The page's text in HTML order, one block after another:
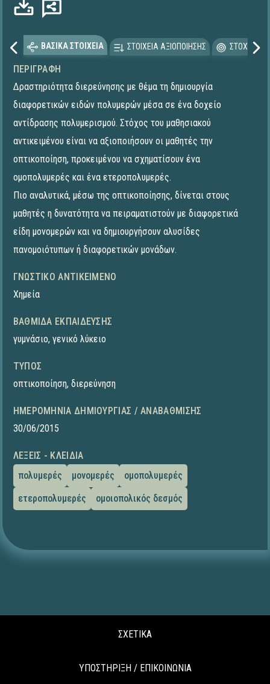
ΒΑΣΙΚΑ ΣΤΟΙΧΕΙΑ ΣΤΟΙΧΕΙΑ ΑΞΙΟΠΟΙΗΣΗΣ
ΠΕΡΙΓΡΑΦΉ
Δραστηριότητα διερεύνησης με θέμα τη δημιουργία
διαφορετικών ειδών πολυμερών μέσα σε ένα δοχείο
αντίδρασης πολυμερισμού. Στόχος του μαθησιακού
αντικειμένου είναι να αξιοποιήσουν οι μαθητές την
οπτικοποίηση, προκειμένου να σχηματίσουν ένα
ομοπολυμερές και ένα ετεροπολυμερές.
Πιο αναλυτικά, μέσω της οπτικοποίησης, δίνεται στους
μαθητές η δυνατότητα να πειραματιστούν με διαφορετικά
είδη μονομερών και να δημιουργήσουν αλυσίδες
πανομοιότυπων ή διαφορετικών μονάδων.
ΓΝΩΣΤΙΚΌ ΑΝΤΙΚΕΊΜΕΝΟ
Χημεία
ΒΑΘΜΊΔΑ ΕΚΠΑΊΔΕΥΣΗΣ
γυμνάσιο, γενικό λύκειο
ΤΎΠΟΣ
οπτικοποίηση, διερεύνηση
ΗΜΕΡΟΜΗΝΊΑ ΔΗΜΙΟΥΡΓΊΑΣ / ΑΝΑΒΆΘΜΙΣΗΣ
30/06/2015
ΛΈΞΕΙΣ - ΚΛΕΙΔΙΆ
πολυμερές
μονομερές
ομοπολυμερές
ετεροπολυμερές
ομοιοπολικός δεσμός
ΣΧΕΤΙΚΑ
ΥΠΟΣΤΗΡΙΞΗ / ΕΠΙΚΟΙΝΩΝΙΑ